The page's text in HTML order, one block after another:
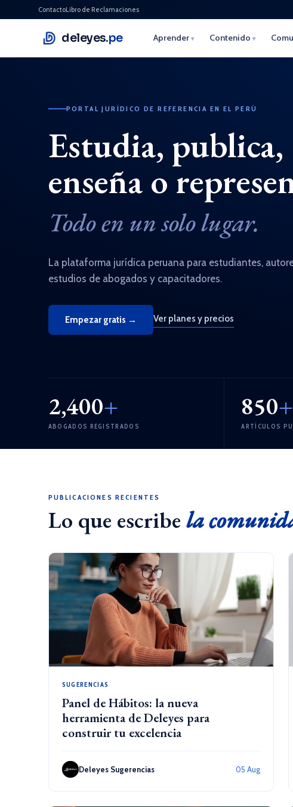
ContactoLibro de Reclamaciones
deleyes.pe Aprender ▾ Contenido ▾
PORTAL JURÍDICO DE REFERENCIA EN EL PERÚ
Estudia, publica,
enseña o
Todo en un solo lugar.
La plataforma jurídica peruana para estudiantes,
estudios de abogados y capacitadores.
Empezar gratis → Ver planes y precios
2,400+
ABOGADOS REGISTRADOS
850+
ARTÍCULOS
PUBLICACIONES RECIENTES
Lo que escribe la
SUGERENCIAS
Panel de Hábitos: la nueva
herramienta de Deleyes para
construir tu excelencia
Deleyes Sugerencias 05 Aug